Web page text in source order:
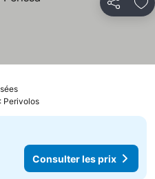
Partager
Perivolos
Consulter les prix